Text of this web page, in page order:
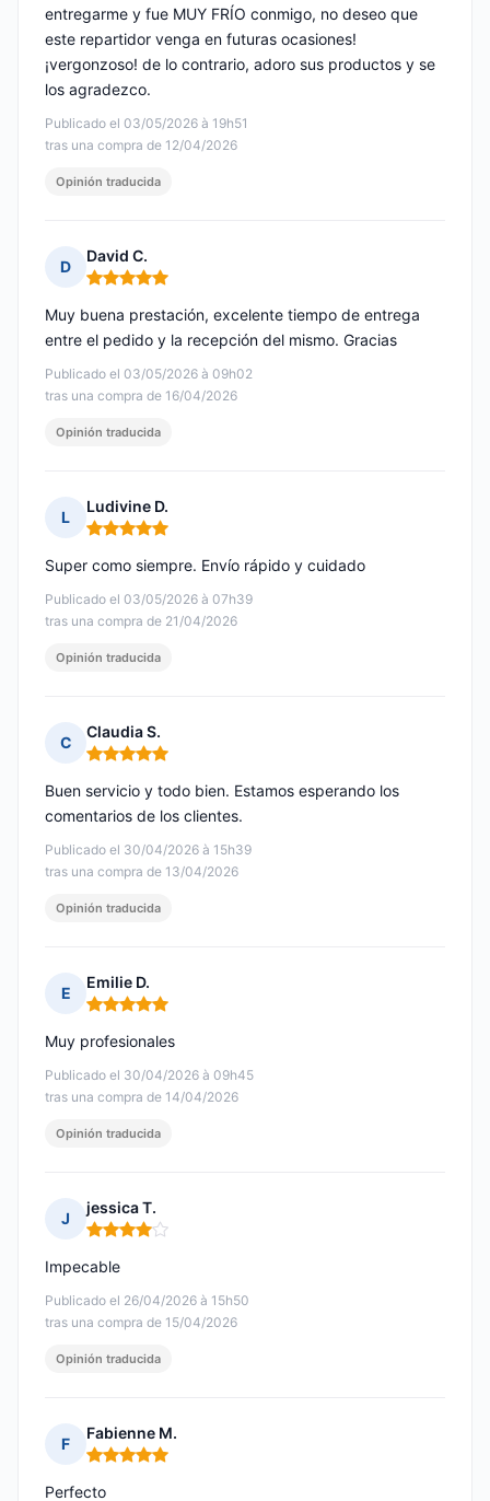
Publicado el 03/05/2026 à 19h51
tras una compra de 12/04/2026
entregarme y fue MUY FRÍO conmigo, no deseo que
este repartidor venga en futuras ocasiones!
¡vergonzoso! de lo contrario, adoro sus productos y se
los agradezco.
Opinión traducida
D
David C.
Nota: 5 de 5
Publicado el 03/05/2026 à 09h02
tras una compra de 16/04/2026
Muy buena prestación, excelente tiempo de entrega
entre el pedido y la recepción del mismo. Gracias
Opinión traducida
L
Ludivine D.
Nota: 5 de 5
Publicado el 03/05/2026 à 07h39
tras una compra de 21/04/2026
Super como siempre. Envío rápido y cuidado
Opinión traducida
C
Claudia S.
Nota: 5 de 5
Publicado el 30/04/2026 à 15h39
tras una compra de 13/04/2026
Buen servicio y todo bien. Estamos esperando los
comentarios de los clientes.
Opinión traducida
E
Emilie D.
Nota: 5 de 5
Publicado el 30/04/2026 à 09h45
tras una compra de 14/04/2026
Muy profesionales
Opinión traducida
J
jessica T.
Nota: 4 de 5
Publicado el 26/04/2026 à 15h50
tras una compra de 15/04/2026
Impecable
Opinión traducida
F
Fabienne M.
Nota: 5 de 5
Perfecto